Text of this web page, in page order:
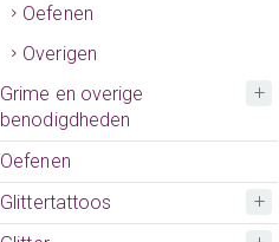
Oefenen
Overigen
Grime en overige
benodigdheden
Oefenen
Glittertattoos